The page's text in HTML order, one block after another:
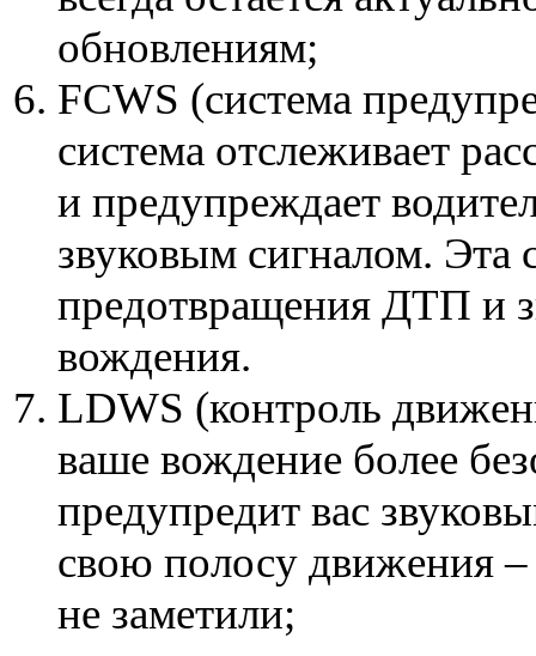
обновлениям;
FCWS (система
система отслеживает
и предупреждает
звуковым сигналом. Эта
предотвращения ДТП и
вождения.
LDWS (контроль
ваше вождение более
предупредит вас
свою полосу движения –
не заметили;